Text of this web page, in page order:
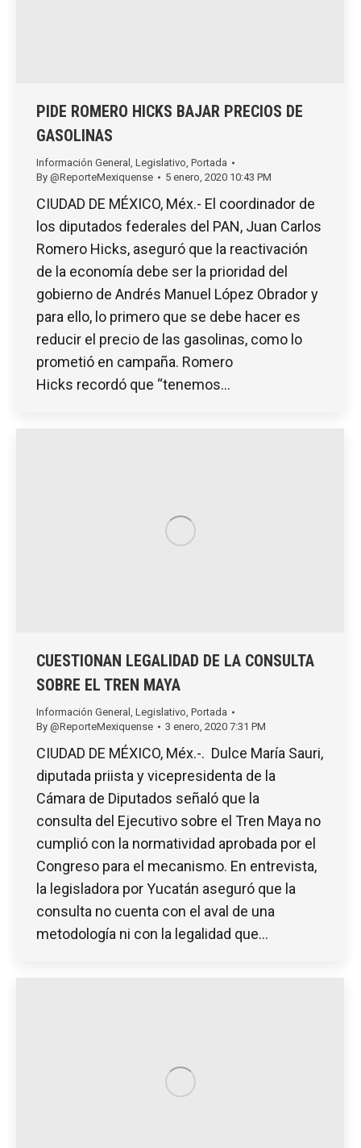
PIDE ROMERO HICKS BAJAR PRECIOS DE
GASOLINAS
Información General , Legislativo, Portada
By @ReporteMexiquense 5 enero, 2020 10:43 PM
CIUDAD DE MÉXICO, Méx.- El coordinador de
los diputados federales del PAN, Juan Carlos
Romero Hicks, aseguró que la reactivación
de la economía debe ser la prioridad del
gobierno de Andrés Manuel López Obrador y
para ello, lo primero que se debe hacer es
reducir el precio de las gasolinas, como lo
prometió en campaña. Romero
Hicks recordó que “tenemos…
CUESTIONAN LEGALIDAD DE LA CONSULTA
SOBRE EL TREN MAYA
Información General Legislativo Portada
By @ReporteMexiquense 3 enero, 2020 7:31 PM
CIUDAD DE MÉXICO, Méx.-. Dulce María Sauri,
diputada priista y vicepresidenta de la
Cámara de Diputados señaló que la
consulta del Ejecutivo sobre el Tren Maya no
cumplió con la normatividad aprobada por el
Congreso para el mecanismo. En entrevista,
la legisladora por Yucatán aseguró que la
consulta no cuenta con el aval de una
metodología ni con la legalidad que…